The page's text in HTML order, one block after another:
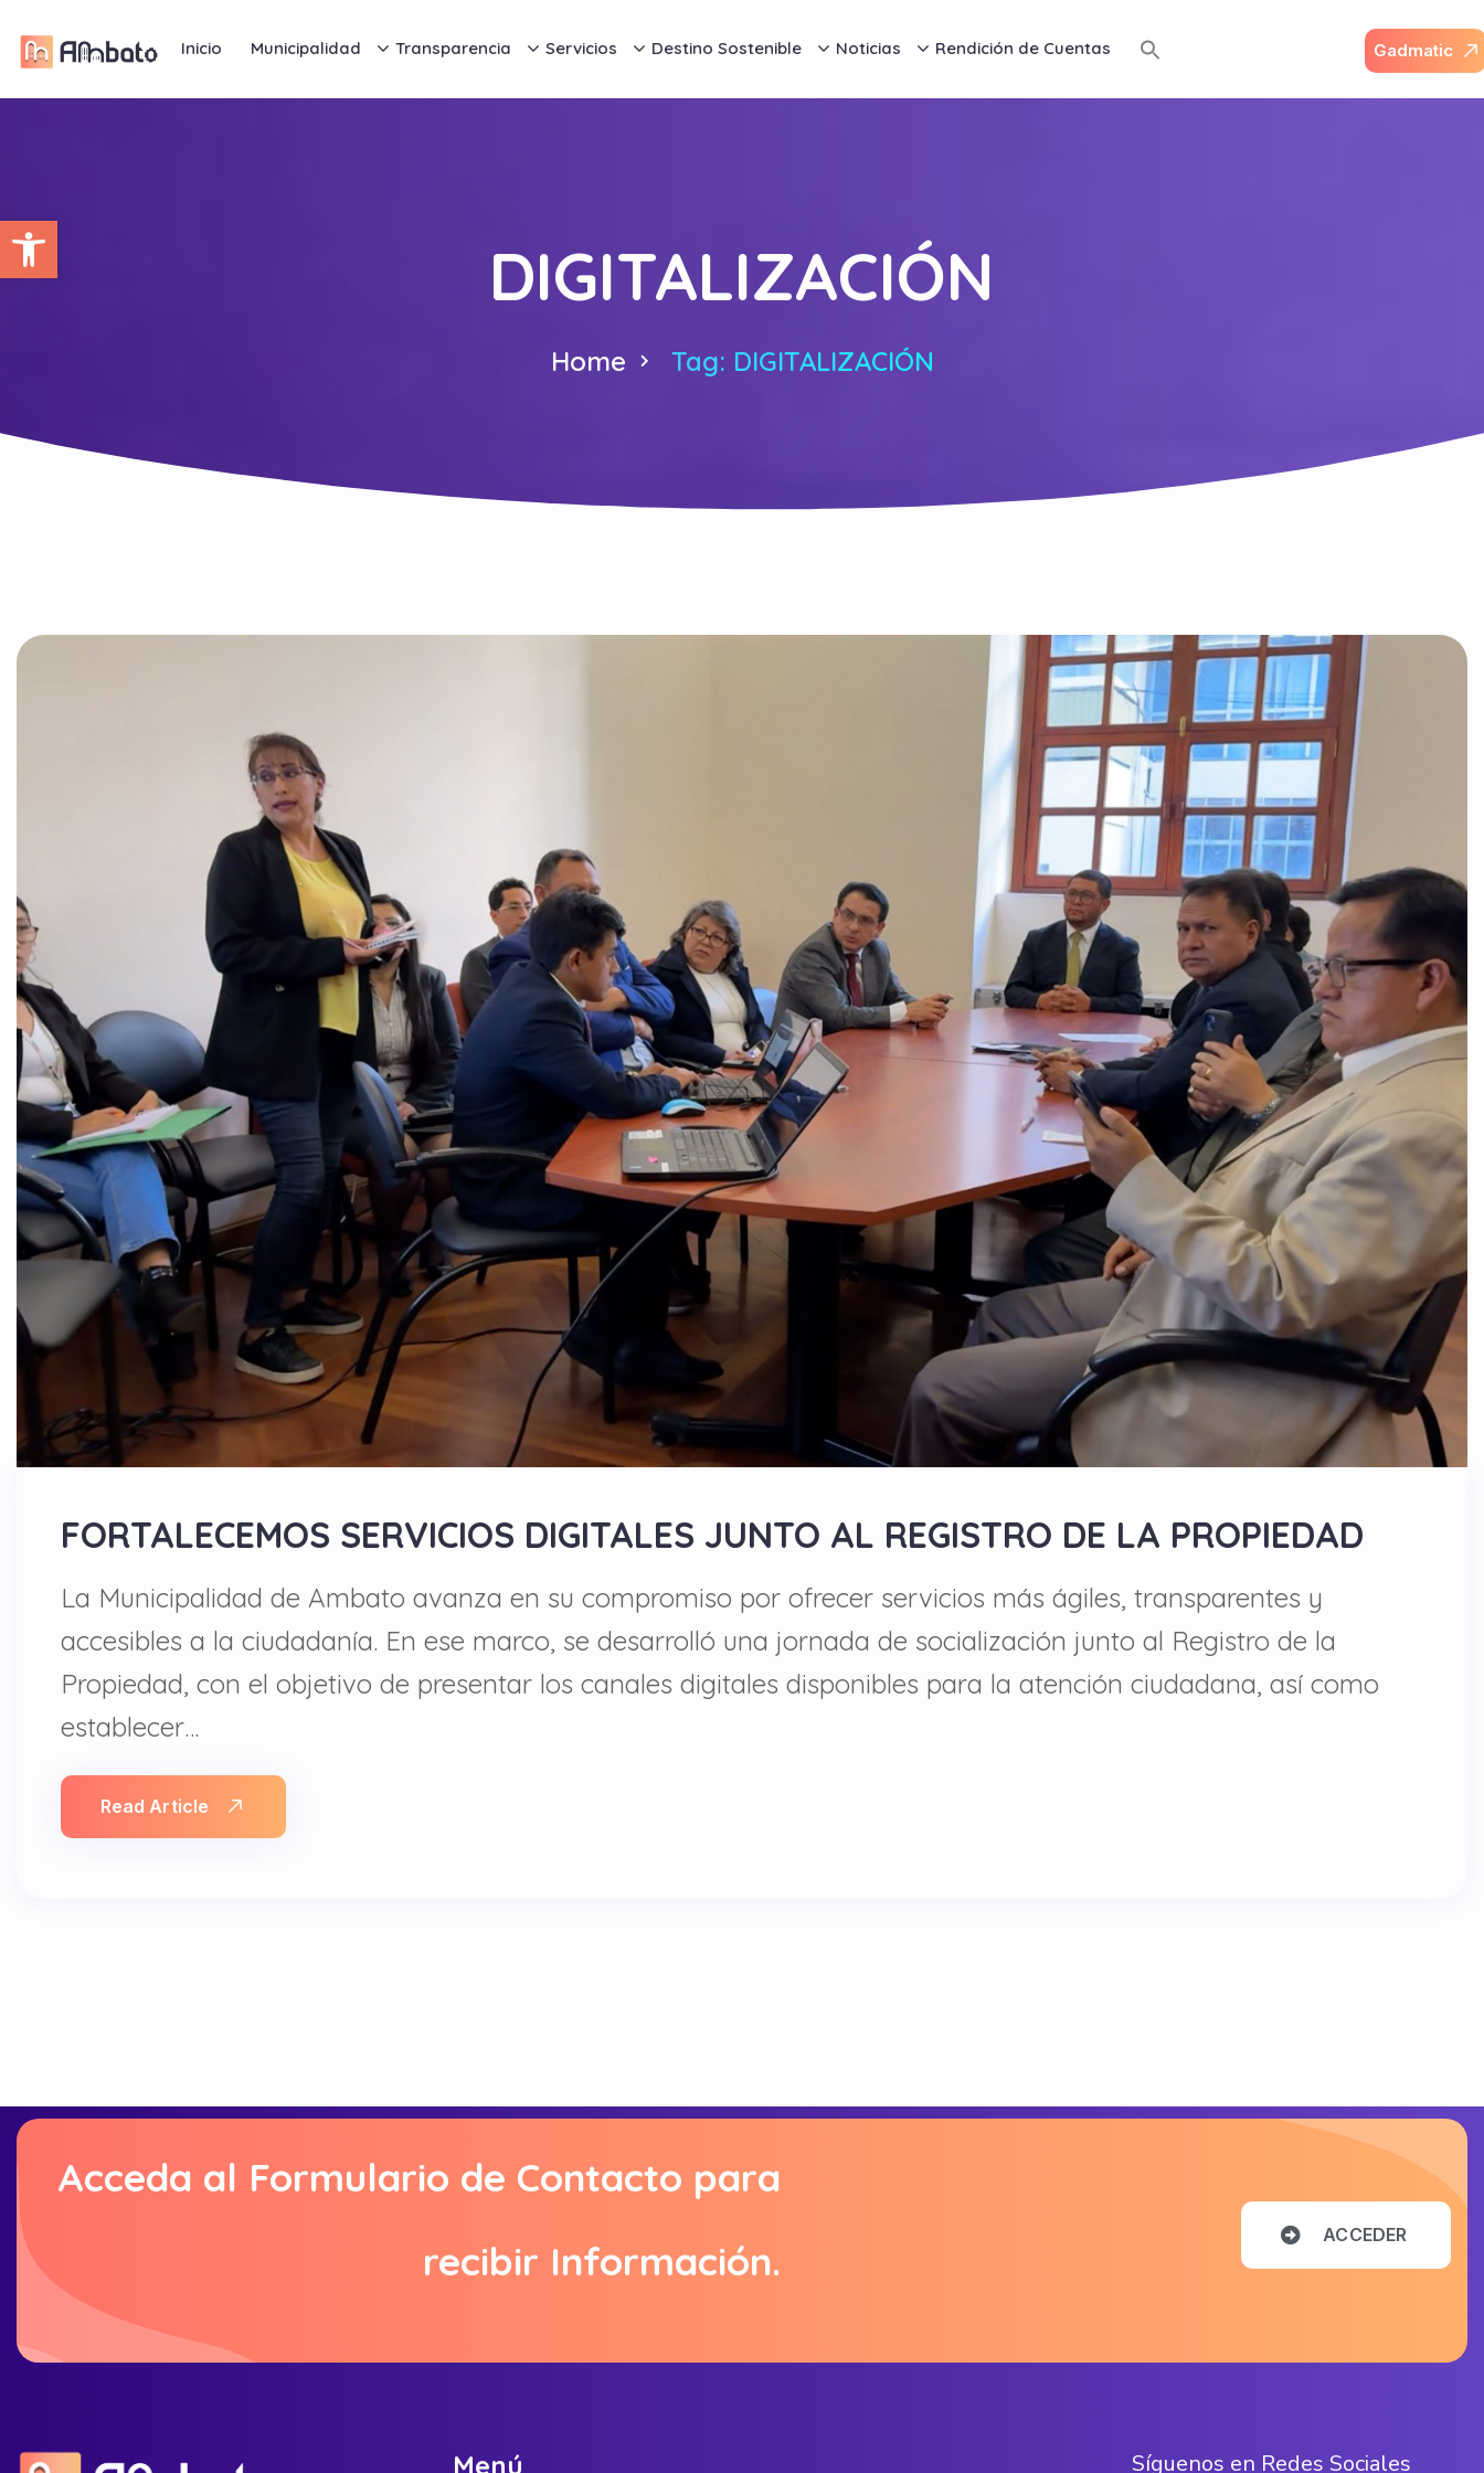
Abrir barra de herramientas
Inicio Municipalidad Transparencia Servicios Destino Sostenible Noticias Rendición de Cuentas Gadmatic
DIGITALIZACIÓN
Home Tag: DIGITALIZACIÓN
FORTALECEMOS SERVICIOS DIGITALES JUNTO AL REGISTRO DE LA PROPIEDAD
La Municipalidad de Ambato avanza en su compromiso por ofrecer servicios más ágiles, transparentes y
accesibles a la ciudadanía. En ese marco, se desarrolló una jornada de socialización junto al Registro de la
Propiedad, con el objetivo de presentar los canales digitales disponibles para la atención ciudadana, así como
establecer…
Read Article
Acceda al Formulario de Contacto para
recibir Información.
ACCEDER
Menú Síguenos en Redes Sociales